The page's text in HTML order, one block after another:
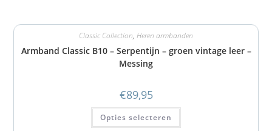
Classic Collection, Heren armbanden
Armband Classic B10 – Serpentijn – groen vintage leer –
Messing
€89,95
Opties selecteren